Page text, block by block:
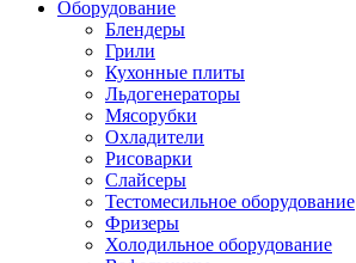
Оборудование
Блендеры
Грили
Кухонные плиты
Льдогенераторы
Мясорубки
Охладители
Рисоварки
Слайсеры
Тестомесильное оборудование
Фризеры
Холодильное оборудование